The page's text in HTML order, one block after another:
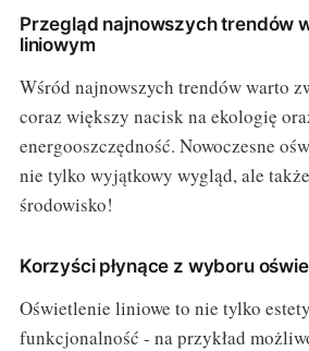
Przegląd najnowszych trendów
liniowym
Wśród najnowszych trendów warto
coraz większy nacisk na ekologię
energooszczędność. Nowoczesne
nie tylko wyjątkowy wygląd, ale
środowisko!
Korzyści płynące z wyboru
Oświetlenie liniowe to nie tylko
funkcjonalność - na przykład